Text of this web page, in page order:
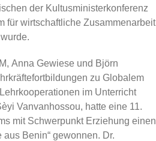
der Kultusministerkonferenz
für wirtschaftliche Zusammenarbeit
Anna Gewiese und Björn
zu Globalem
im Unterricht
Vanvanhossou, hatte eine 11.
mit Schwerpunkt Erziehung einen
Benin“ gewonnen. Dr.